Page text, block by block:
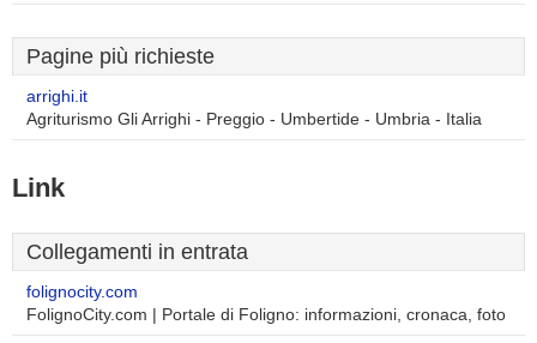
Pagine più richieste
arrighi.it
Agriturismo Gli Arrighi - Preggio - Umbertide - Umbria - Italia
Link
Collegamenti in entrata
folignocity.com
FolignoCity.com | Portale di Foligno: informazioni, cronaca, foto